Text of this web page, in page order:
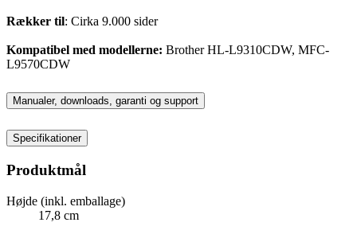
Rækker til: Cirka 9.000 sider
Kompatibel med modellerne: Brother HL-L9310CDW, MFC-
L9570CDW
Manualer, downloads, garanti og support
Specifikationer
Produktmål
Højde (inkl. emballage)
17,8 cm